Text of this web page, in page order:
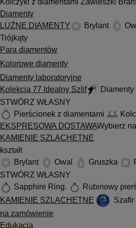
Kolczyki z diamentami Zawieszki
Diamenty
LUŹNE DIAMENTY
Brylant
Trójkąty
Para diamentów
Kolorowe diamenty
Diamenty laboratoryjne
Kolekcja 77 Idealny Szlif
STWÓRZ WŁASNY
Pierścionek z diamentami
EKSPRESOWA DOSTAWAWybierz
KAMIENIE SZLACHETNE
kształt
Brylant
Owal Gruszka
STWÓRZ WŁASNY
Sapphire Ring.
Rubinowy
KAMIENIE SZLACHETNE
Szafir
na zamówienie
Edukacja